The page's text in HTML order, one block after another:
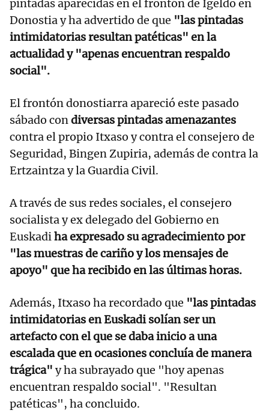
pintadas aparecidas en el frontón de Igeldo en
Donostia y ha advertido de que "las pintadas
intimidatorias resultan patéticas" en la
actualidad y "apenas encuentran respaldo
social".
El frontón donostiarra apareció este pasado
sábado condiversas pintadas amenazantes
contra el propio Itxaso y contra el consejero de
Seguridad, Bingen Zupiria, además de contra la
Ertzaintza y la Guardia Civil.
A través de sus redes sociales, el consejero
socialista y ex delegado del Gobierno en
Euskadiha expresado su agradecimiento por
"las muestras de cariño y los mensajes de
apoyo" que ha recibido en las últimas horas.
Además, Itxaso ha recordado que "las pintadas
intimidatorias en Euskadi solían ser un
artefacto con el que se daba inicio a una
escalada que en ocasiones concluía de manera
trágica" y ha subrayado que "hoy apenas
encuentran respaldo social". "Resultan
patéticas", ha concluido.